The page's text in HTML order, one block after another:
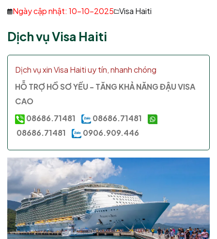
Ngày cập nhật: 10-10-2025 Visa Haiti
Dịch vụ Visa Haiti
Dịch vụ xin Visa Haiti uy tín, nhanh chóng
HỖ TRỢ HỒ SƠ YẾU - TĂNG KHẢ NĂNG ĐẬU VISA
CAO
08686.71481
08686.71481
08686.71481
0906.909.446